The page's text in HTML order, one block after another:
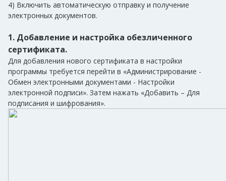
4) Включить автоматическую отправку и получение
электронных документов.
1. Добавление и настройка обезличенного
сертификата.
Для добавления нового сертификата в настройки
программы требуется перейти в «Администрирование -
Обмен электронными документами - Настройки
электронной подписи». Затем нажать «Добавить – Для
подписания и шифрования».